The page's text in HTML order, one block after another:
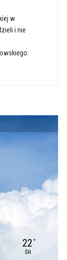
w
i nie
22 °
ŚR